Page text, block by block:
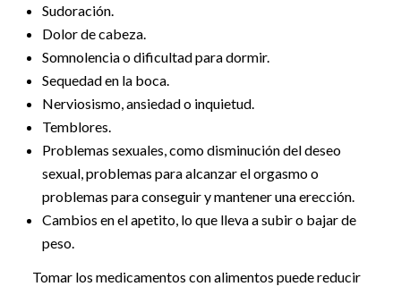
Sudoración.
Dolor de cabeza.
Somnolencia o dificultad para dormir.
Sequedad en la boca.
Nerviosismo, ansiedad o inquietud.
Temblores.
Problemas sexuales, como disminución del deseo
sexual, problemas para alcanzar el orgasmo o
problemas para conseguir y mantener una erección.
Cambios en el apetito, lo que lleva a subir o bajar de
peso.
Tomar los medicamentos con alimentos puede reducir